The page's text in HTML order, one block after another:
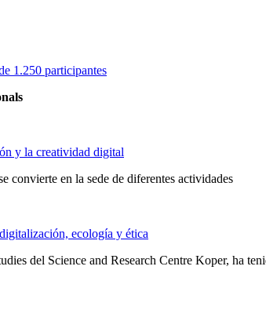
1.250 participantes
y la creatividad digital
convierte en la sede de diferentes actividades
ecología y ética
del Science and Research Centre Koper, ha